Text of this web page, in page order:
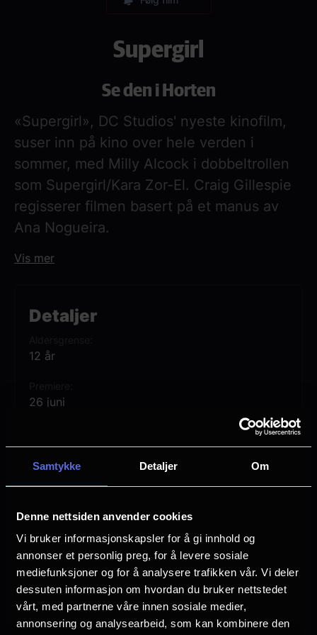
Samtykke Detaljer Om
Denne nettsiden anvender cookies
Vi bruker informasjonskapsler for å gi innhold og
annonser et personlig preg, for å levere sosiale
mediefunksjoner og for å analysere trafikken vår. Vi deler
dessuten informasjon om hvordan du bruker nettstedet
vårt, med partnerne våre innen sosiale medier,
annonsering og analysearbeid, som kan kombinere den
Detaljer
12 år
26 juni
1 time 48 min
Vurdering: (169 stemmer 67.85%)
Rollebesetning
Jason Momoa
David Krumholtz
Milly Alcock
Se mer
Supergirl
Se den i Horten
«Supergirl», DC Studios' nyeste kinofilm,
suser inn på kino over hele verden i
sommer, med Milly Alcock i dobbeltrollen
som Supergirl/Kara Zor-El. Craig Gillespie
regisserer filmen basert på et manus av
Ana Nogueira.
som Supergirl, motvillig slå seg sammen
en episk, intergalaktisk reise drevet av
Alcock spiller sammen med Matthias
Schoenaerts, Eve Ridley, David Krumholtz,
Emily Beecham og Jason Momoa. DC
Studios-sjefene Peter Safran og James
karakterer fra DC, Supergirl basert på
karakterer skapt av Jerry Siegel og Joe
Shuster.
Filmen er produsert av Nigel Gostelow,
Chantal Nong Vo og Lars P. Winther. Bak
Vis mer